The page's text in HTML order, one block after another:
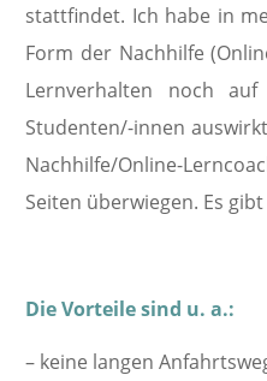
stattfindet. Ich habe in
Form der Nachhilfe
Lernverhalten noch
Studenten/-innen
Nachhilfe/Online-
Seiten überwiegen. Es
Die Vorteile sind u. a.:
– keine langen